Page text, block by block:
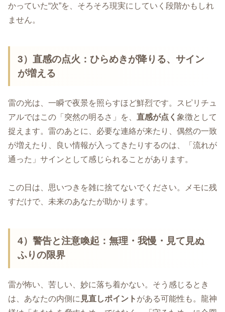
かっていた“次”を、そろそろ現実にしていく段階かもしれ
ません。
3）直感の点火 ：ひらめきが降りる、サイン
が増える
雷の光は、一瞬で夜景を照らすほど鮮烈です。スピリチュ
アルではこの「突然の明るさ」を、 直感が点く 象徴として
捉えます。雷のあとに、必要な連絡が来たり、偶然の一致
が増えたり、良い情報が入ってきたりするのは、「流れが
通った」サインとして感じられることがあります。
この日は、思いつきを雑に捨てないでください。メモに残
すだけで、未来のあなたが助かります。
4）警告と注意喚起 ：無理・我慢・見て見ぬ
ふりの限界
雷が怖い、苦しい、妙に落ち着かない。そう感じるとき
は、あなたの内側に 見直しポイント がある可能性も。龍神